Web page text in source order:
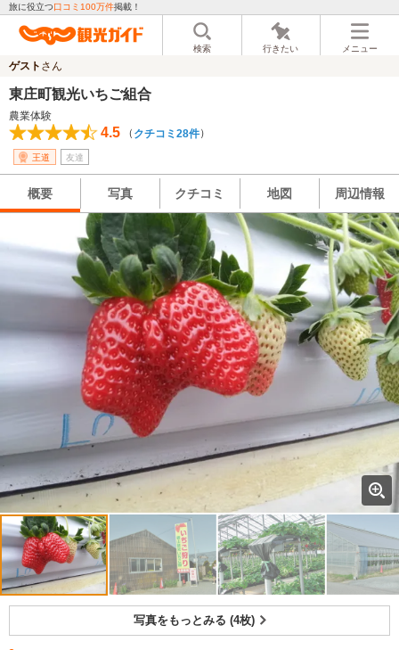
旅に役立つ口コミ100万件掲載！
検索 行きたい メニュー
ゲスト さん
東庄町観光いちご組合
農業体験
4.5 （ クチコミ28件）
王道 友達
概要 写真 クチコミ 地図 周辺情報
写真をもっとみる (4枚)